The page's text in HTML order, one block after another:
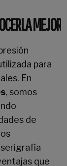
MEJOR
para
En
, somos
de
que